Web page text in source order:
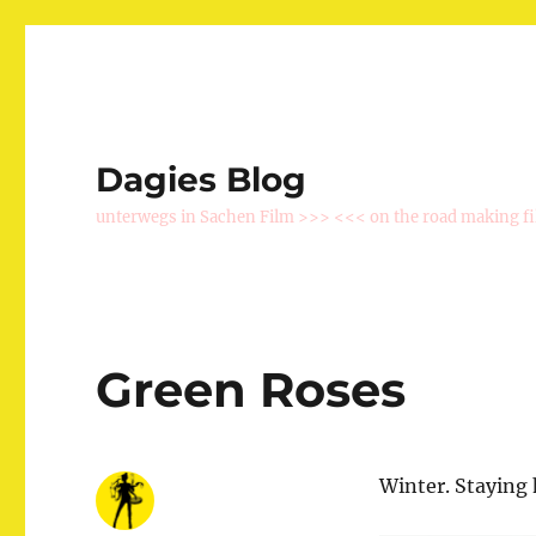
Dagies Blog
unterwegs in Sachen Film >>> <<< on the road making
Green Roses
Winter. Staying